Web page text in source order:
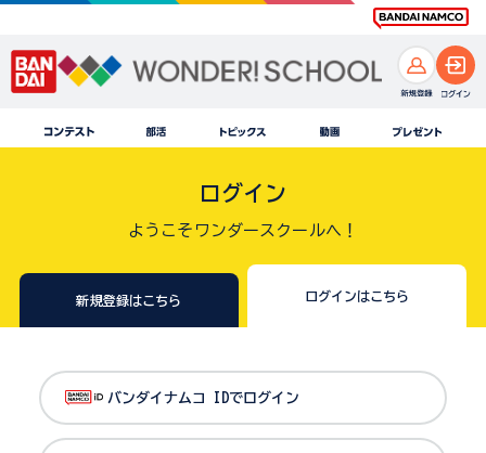
ログイン
ようこそワンダースクールへ！
新規登録はこちら ログインはこちら
バンダイナムコ IDでログイン